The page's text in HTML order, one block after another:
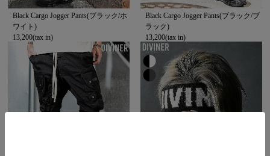
Black Cargo Jogger Pants(ブラック/ホ
ワイト)
13,200(tax in)
Black Cargo Jogger Pants(ブラック/ブ
ラック)
13,200(tax in)